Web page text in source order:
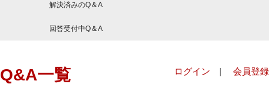
解決済みのQ＆A
回答受付中Q＆A
Q&A一覧 ログイン | 会員登録